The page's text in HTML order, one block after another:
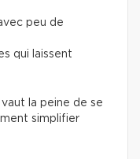
peu de
qui laissent
vaut la peine de se
simplifier